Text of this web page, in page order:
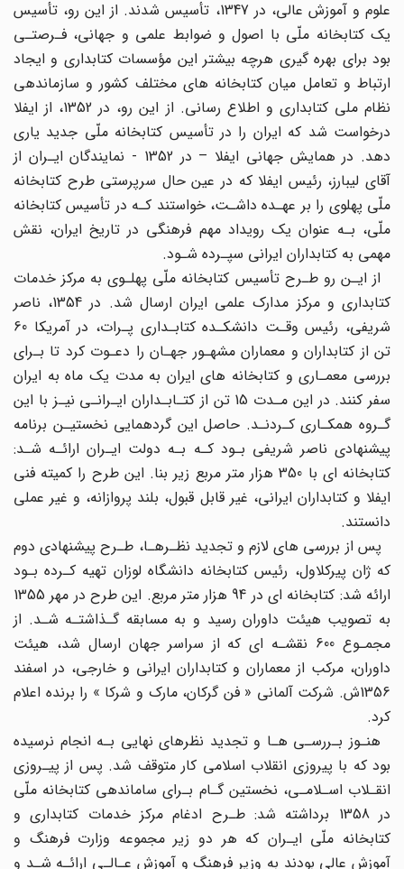
علوم و آموزش عالی، در 1347، تأسیس شدند. از این رو، تأسیس
یک کتابخانه ملّی با اصول و ضوابط علمی و جهانی، فـرصتـی
بود برای بهره گیری هرچه بیشتر این مؤسسات کتابداری و ایجاد
ارتباط و تعامل میان کتابخانه های مختلف کشور و سازماندهی
نظام ملی کتابداری و اطلاع رسانی. از این رو، در 1352، از ایفلا
درخواست شد که ایران را در تأسیس کتابخانه ملّی جدید یاری
دهد. در همایش جهانی ایفلا – در 1352 - نمایندگان ایـران از
آقای لیبارز، رئیس ایفلا که در عین حال سرپرستی طرح کتابخانه
ملّی پهلوی را بر عهـده داشـت، خواستند کـه در تأسیس کتابخانه
ملّی، بـه عنوان یک رویداد مهم فرهنگی در تاریخ ایران، نقش
مهمی به کتابداران ایرانی سپـرده شـود.
از ایـن رو طـرح تأسیس کتابخانه ملّی پهلـوی به مرکز خدمات
کتابداری و مرکز مدارک علمی ایران ارسال شد. در 1354، ناصر
شریفی، رئیس وقـت دانشکـده کتابـداری پـرات، در آمریکا 60
تن از کتابداران و معماران مشهـور جهـان را دعـوت کرد تا بـرای
بررسی معمـاری و کتابخانه های ایران به مدت یک ماه به ایران
سفر کنند. در این مـدت 15 تن از کتـابـداران ایـرانـی نیـز با این
گـروه همکـاری کـردنـد. حاصل این گردهمایی نخستیـن برنامه
پیشنهادی ناصر شریفی بـود کـه بـه دولت ایـران ارائـه شـد:
کتابخانه ای با 350 هزار متر مربع زیر بنا. این طرح را کمیته فنی
ایفلا و کتابداران ایرانی، غیر قابل قبول، بلند پروازانه، و غیر عملی
دانستند.
پس از بررسی های لازم و تجدید نظـرهـا، طـرح پیشنهادی دوم
که ژان پیرکلاول، رئیس کتابخانه دانشگاه لوزان تهیه کـرده بـود
ارائه شد: کتابخانه ای در 94 هزار متر مربع. این طرح در مهر 1355
به تصویب هیئت داوران رسید و به مسابقه گـذاشتـه شـد. از
مجمـوع 600 نقشـه ای که از سراسر جهان ارسال شد، هیئت
داوران، مرکب از معماران و کتابداران ایرانی و خارجی، در اسفند
1356ش. شرکت آلمانی « فن گرکان، مارک و شرکا » را برنده اعلام
کرد.
هنـوز بـررسـی هـا و تجدید نظرهای نهایی بـه انجام نرسیده
بود که با پیروزی انقلاب اسلامی کار متوقف شد. پس از پیـروزی
انقـلاب اسـلامـی، نخستین گـام بـرای ساماندهی کتابخانه ملّی
در 1358 برداشته شد: طـرح ادغام مرکز خدمات کتابداری و
کتابخانه ملّی ایـران که هر دو زیر مجموعه وزارت فرهنگ و
آموزش عالی بودند به وزیر فرهنگ و آموزش عـالـی ارائـه شـد و